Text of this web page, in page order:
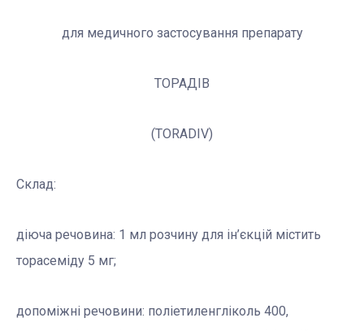
для медичного застосування препарату
ТОРАДІВ
(TORADIV)
Склад:
діюча речовина: 1 мл розчину для ін’єкцій містить
торасеміду 5 мг;
допоміжні речовини: поліетиленгліколь 400,